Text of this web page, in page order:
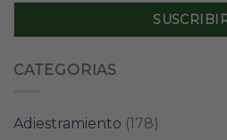
CATEGORIAS
Adiestramiento (178)